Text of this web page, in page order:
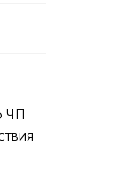
ЧП